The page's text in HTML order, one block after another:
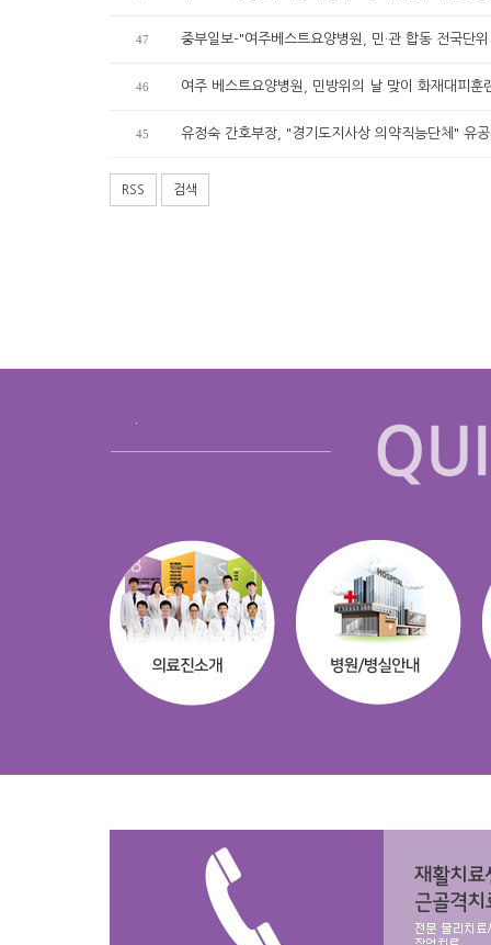
47 중부일보-"여주베스트요양병원, 민·관 합동 전국단
46 여주 베스트요양병원, 민방위의 날 맞이 화재대피훈
45 유정숙 간호부장, "경기도지사상 의약직능단체" 유
RSS 검색